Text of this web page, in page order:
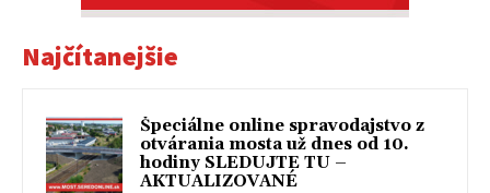
Najčítanejšie
Špeciálne online spravodajstvo z
otvárania mosta už dnes od 10.
hodiny SLEDUJTE TU –
AKTUALIZOVANÉ